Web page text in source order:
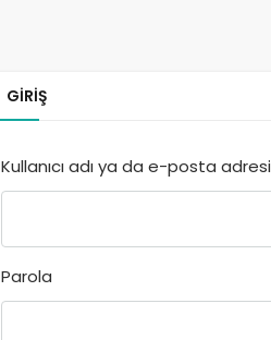
GIRIŞ
Kullanıcı adı ya da e-posta adresi
Parola